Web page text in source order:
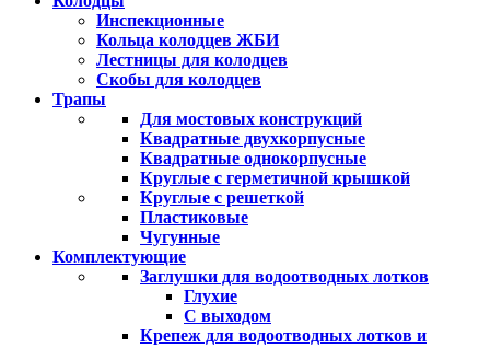
Инспекционные
Кольца колодцев ЖБИ
Лестницы для колодцев
Скобы для колодцев
Трапы
Для мостовых конструкций
Квадратные двухкорпусные
Квадратные однокорпусные
Круглые с герметичной крышкой
Круглые с решеткой
Пластиковые
Чугунные
Комплектующие
Заглушки для водоотводных лотков
Глухие
С выходом
Крепеж для водоотводных лотков и